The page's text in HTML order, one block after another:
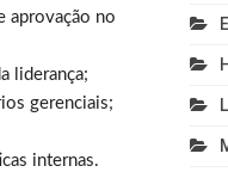
aprovação no
liderança;
gerenciais;
internas.